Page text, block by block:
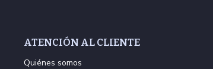
ATENCIÓN AL CLIENTE
Quiénes somos